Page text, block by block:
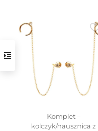
wariantów.
można
wybrać
stronie
Komplet –
kolczyk/nausznica z